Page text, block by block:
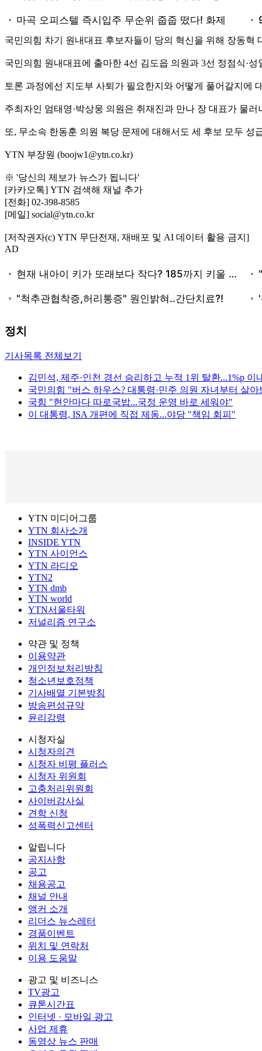
국민의힘 차기 원내대표 후보자들이 당의 혁신을 위해 장동
국민의힘 원내대표에 출마한 4선 김도읍 의원과 3선 정점식·
토론 과정에선 지도부 사퇴가 필요한지와 어떻게 풀어갈지에
주최자인 엄태영·박상웅 의원은 취재진과 만나 장 대표가 물
또, 무소속 한동훈 의원 복당 문제에 대해서도 세 후보 모두
YTN 부장원 (boojw1@ytn.co.kr)
※ '당신의 제보가 뉴스가 됩니다'
[카카오톡] YTN 검색해 채널 추가
[전화] 02-398-8585
[메일] social@ytn.co.kr
[저작권자(c) YTN 무단전재, 재배포 및 AI 데이터 활용 금지]
AD
정치
기사목록 전체보기
김민석, 제주·인천 경선 승리하고 누적 1위 탈환...1%p 이
국민의힘 "버스 하우스? 대통령·민주 의원 자녀부터 살
국힘 "현안마다 따로국밥...국정 운영 바로 세워야"
이 대통령, ISA 개편에 직접 제동...야당 "책임 회피"
YTN 미디어그룹
YTN 회사소개
INSIDE YTN
YTN 사이언스
YTN 라디오
YTN2
YTN dmb
YTN world
YTN서울타워
저널리즘 연구소
약관 및 정책
이용약관
개인정보처리방침
청소년보호정책
기사배열 기본방침
방송편성규약
윤리강령
시청자실
시청자의견
시청자 비평 플러스
시청자 위원회
고충처리위원회
사이버감사실
견학 신청
성폭력신고센터
알립니다
공지사항
공고
채용공고
채널 안내
앵커 소개
리더스 뉴스레터
경품이벤트
위치 및 연락처
이용 도움말
광고 및 비즈니스
TV광고
큐톤시간표
인터넷 · 모바일 광고
사업 제휴
동영상 뉴스 판매